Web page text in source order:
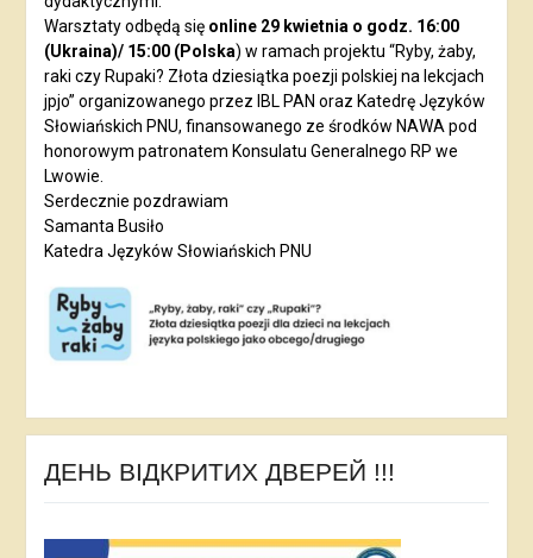
Warsztaty odbędą się online 29 kwietnia o godz. 16:00
(Ukraina)/ 15:00 (Polska) w ramach projektu “Ryby, żaby,
raki czy Rupaki? Złota dziesiątka poezji polskiej na lekcjach
jpjo” organizowanego przez IBL PAN oraz Katedrę Języków
Słowiańskich PNU, finansowanego ze środków NAWA pod
honorowym patronatem Konsulatu Generalnego RP we
Lwowie.
Serdecznie pozdrawiam
Samanta Busiło
Katedra Języków Słowiańskich PNU
ДЕНЬ ВІДКРИТИХ ДВЕРЕЙ !!!